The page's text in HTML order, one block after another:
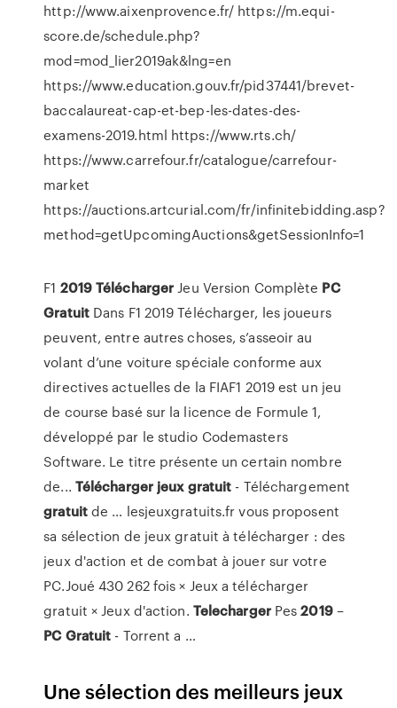
http://www.aixenprovence.fr/ https://m.equi-
score.de/schedule.php?
mod=mod_lier2019ak&lng=en
https://www.education.gouv.fr/pid37441/brevet-
baccalaureat-cap-et-bep-les-dates-des-
examens-2019.html https://www.rts.ch/
https://www.carrefour.fr/catalogue/carrefour-
market
https://auctions.artcurial.com/fr/infinitebidding.asp?
method=getUpcomingAuctions&getSessionInfo=1
F1 2019TéléchargerJeu Version Complète PC
GratuitDans F1 2019 Télécharger, les joueurs
peuvent, entre autres choses, s’asseoir au
volant d’une voiture spéciale conforme aux
directives actuelles de la FIAF1 2019 est un jeu
de course basé sur la licence de Formule 1,
développé par le studio Codemasters
Software. Le titre présente un certain nombre
de... Télécharger jeux gratuit - Téléchargement
gratuitde … lesjeuxgratuits.fr vous proposent
sa sélection de jeux gratuit à télécharger : des
jeux d'action et de combat à jouer sur votre
PC.Joué 430 262 fois × Jeux a télécharger
gratuit × Jeux d'action. TelechargerPes2019–
PC Gratuit - Torrent a …
Une sélection des meilleurs jeux